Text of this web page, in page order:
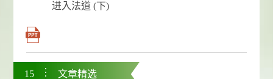
进入法道 (下)
15 文章精选